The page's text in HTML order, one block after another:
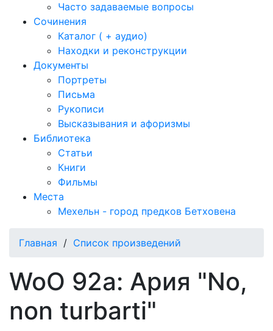
Часто задаваемые вопросы
Сочинения
Каталог ( + аудио)
Находки и реконструкции
Документы
Портреты
Письма
Рукописи
Высказывания и афоризмы
Библиотека
Статьи
Книги
Фильмы
Места
Мехельн - город предков Бетховена
Главная / Список произведений
WoO 92a: Ария "No,
non turbarti"